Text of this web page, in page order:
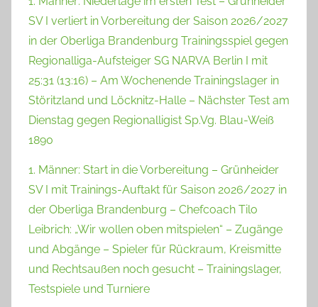
SV I verliert in Vorbereitung der Saison 2026/2027
in der Oberliga Brandenburg Trainingsspiel gegen
Regionalliga-Aufsteiger SG NARVA Berlin I mit
25:31 (13:16) – Am Wochenende Trainingslager in
Störitzland und Löcknitz-Halle – Nächster Test am
Dienstag gegen Regionalligist Sp.Vg. Blau-Weiß
1890
1. Männer: Start in die Vorbereitung – Grünheider
SV I mit Trainings-Auftakt für Saison 2026/2027 in
der Oberliga Brandenburg – Chefcoach Tilo
Leibrich: „Wir wollen oben mitspielen“ – Zugänge
und Abgänge – Spieler für Rückraum, Kreismitte
und Rechtsaußen noch gesucht – Trainingslager,
Testspiele und Turniere